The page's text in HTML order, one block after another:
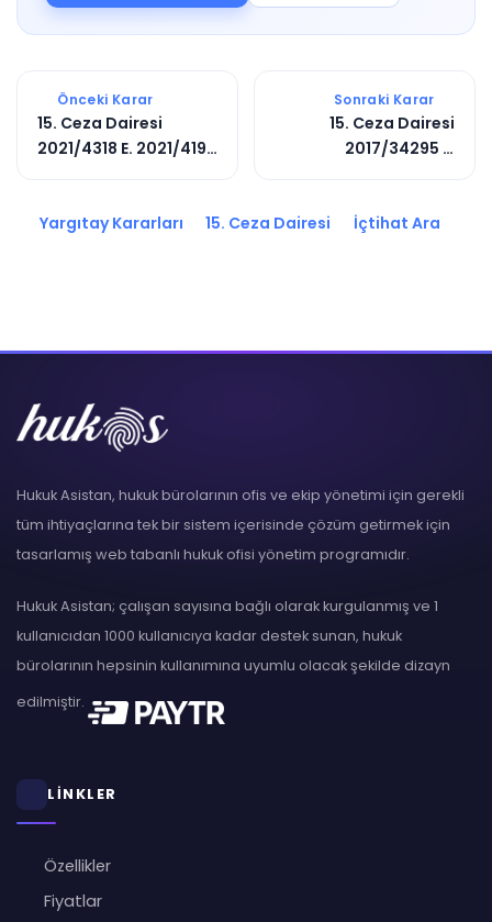
Önceki Karar
15. Ceza Dairesi
2021/4318 E. 2021/4195
Sonraki Karar
15. Ceza Dairesi
2017/34295 E.
Yargıtay Kararları 15. Ceza Dairesi İçtihat Ara
Hukuk Asistan, hukuk bürolarının ofis ve ekip yönetimi için gerekli
tüm ihtiyaçlarına tek bir sistem içerisinde çözüm getirmek için
tasarlamış web tabanlı hukuk ofisi yönetim programıdır.
Hukuk Asistan; çalışan sayısına bağlı olarak kurgulanmış ve 1
kullanıcıdan 1000 kullanıcıya kadar destek sunan, hukuk
bürolarının hepsinin kullanımına uyumlu olacak şekilde dizayn
edilmiştir.
LİNKLER
Özellikler
Fiyatlar